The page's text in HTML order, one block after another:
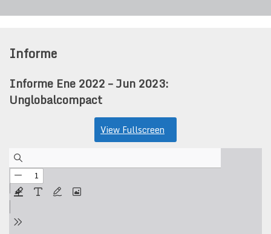
Informe
Informe Ene 2022 – Jun 2023:
Unglobalcompact
View Fullscreen